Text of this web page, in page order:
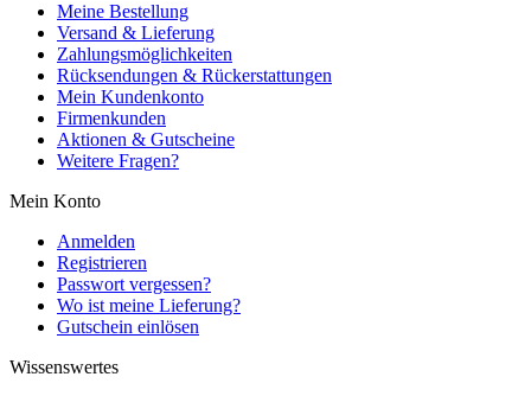
Meine Bestellung
Versand & Lieferung
Zahlungsmöglichkeiten
Rücksendungen & Rückerstattungen
Mein Kundenkonto
Firmenkunden
Aktionen & Gutscheine
Weitere Fragen?
Mein Konto
Anmelden
Registrieren
Passwort vergessen?
Wo ist meine Lieferung?
Gutschein einlösen
Wissenswertes